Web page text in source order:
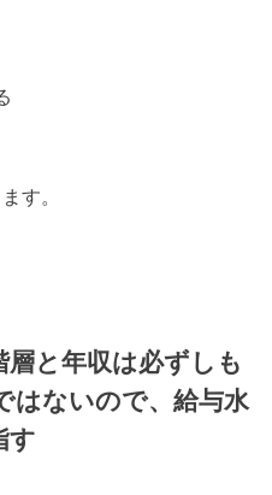
す。
と年収は必ずしも
はないので、給与水
す